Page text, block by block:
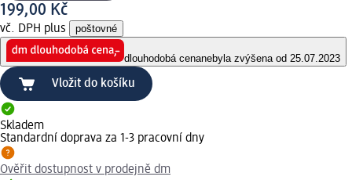
199,00 Kč
vč. DPH plus poštovné
dlouhodobá cenanebyla zvýšena od 25.07.2023
Vložit do košíku
Skladem
Standardní doprava za 1-3 pracovní dny
Ověřit dostupnost v prodejně dm